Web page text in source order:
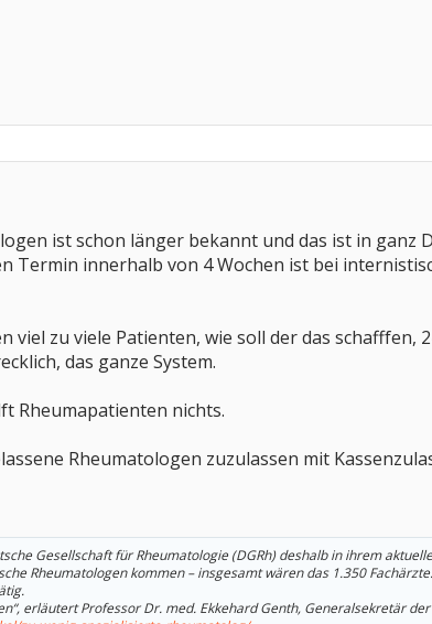
ist schon länger bekannt und das ist in ganz
Termin innerhalb von 4 Wochen ist bei
zu viele Patienten, wie soll der das schafffen,
das ganze System.
Rheumapatienten nichts.
Rheumatologen zuzulassen mit
Gesellschaft für Rheumatologie (DGRh) deshalb in ihrem
Rheumatologen kommen – insgesamt wären das 1.350 Fachärzte.
erläutert Professor Dr. med. Ekkehard Genth, Generalsekretär der